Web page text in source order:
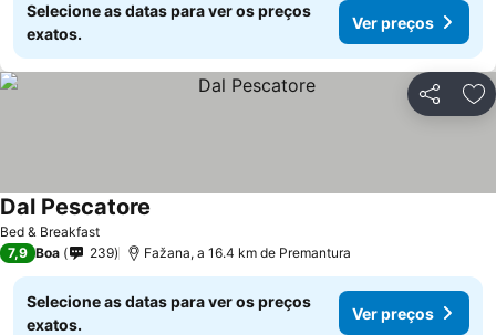
Selecione as datas para ver os preços
exatos.
Ver preços
Partilhar
Bed & Breakfast
Dal Pescatore
7,9 Boa 239 Fažana, a 16.4 km de Premantura
Selecione as datas para ver os preços
exatos.
Ver preços